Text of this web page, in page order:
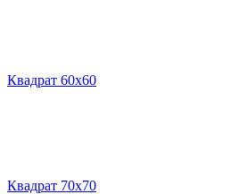
Квадрат 60х60
Квадрат 70х70